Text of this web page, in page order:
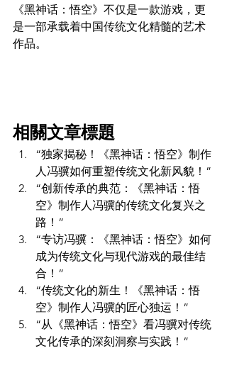
《黑神话：悟空》不仅是一款游戏，更
是一部承载着中国传统文化精髓的艺术
作品。
相關文章標題
“独家揭秘！《黑神话：悟空》制作
人冯骥如何重塑传统文化新风貌！”
“创新传承的典范：《黑神话：悟
空》制作人冯骥的传统文化复兴之
路！”
“专访冯骥：《黑神话：悟空》如何
成为传统文化与现代游戏的最佳结
合！”
“传统文化的新生！《黑神话：悟
空》制作人冯骥的匠心独运！”
“从《黑神话：悟空》看冯骥对传统
文化传承的深刻洞察与实践！”